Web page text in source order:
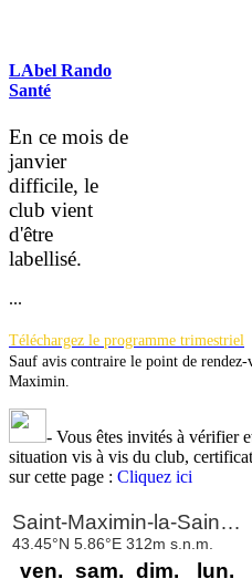
LAbel Rando
Santé
En ce mois de
janvier
difficile, le
club vient
d'être
labellisé.
...
Téléchargez le programme trimestriel
Sauf avis contraire le point de rendez-
Maximin.
- Vous êtes invités à vérifier
situation vis à vis du club,
sur cette page : Cliquez ici